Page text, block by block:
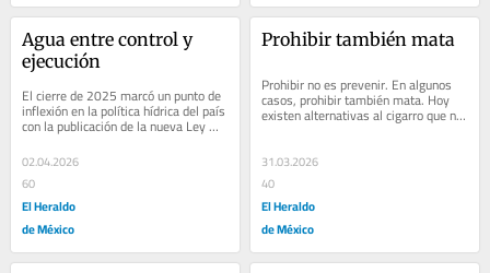
Agua entre control y
ejecución
El cierre de 2025 marcó un punto de
inflexión en la política hídrica del país
con la publicación de la nueva Ley
General de Aguas que evidencia...
02.04.2026
60
El Heraldo
de México
Prohibir también mata
Prohibir no es prevenir. En algunos
casos, prohibir también mata. Hoy
existen alternativas al cigarro que no
implican combustión -la principal...
31.03.2026
40
El Heraldo
de México